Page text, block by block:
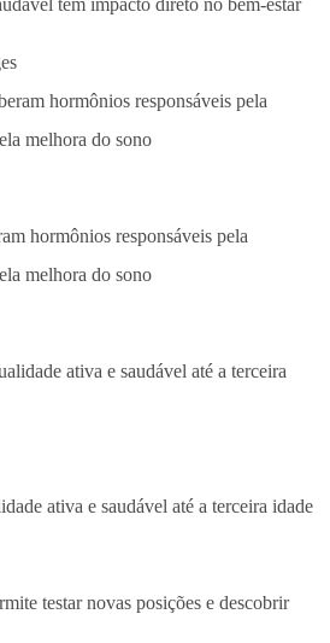
tem impacto direto no bem-estar
hormônios responsáveis pela
melhora do sono
ativa e saudável até a terceira idade